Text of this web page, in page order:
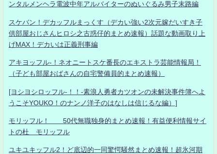
ンタルメンヘラ電波中年アルバイターのぬいぐるみ男子末路編
スケバン！デカッフルまっくす（デカい強い2次元嫁だいすき子
供部屋おじさんヒロシ之古惑仔的まとめ速報）話題な動画取り上
げMAX！デカいは正義刑事編
アキヨッフル-！ネオニートスケ番長のエキストラ芸能情報局！
（子ども部屋おばさんの自宅警備員的まとめ速報）
[ヨシヨシロッフル-！！-素浪人勇者カツオンの未解決事件簿へよ
うこそYOUKO！のナンノ洋子のはなしは信じるな編）]
モリッフル！ 50代無職独身的まとめ速報！有益便利情報サイ
トの杜 モリッフル
ユキユキッフル2！ど底辺的一同驚愕騒然まとめ速報！超氷河期